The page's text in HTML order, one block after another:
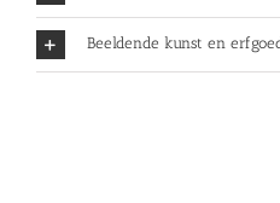
Beeldende kunst en